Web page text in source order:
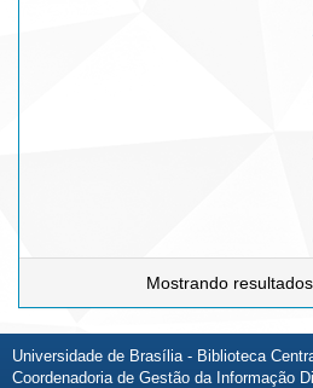
Mostrando
Universidade de Brasília - Biblioteca
Coordenadoria de Gestão da Informação